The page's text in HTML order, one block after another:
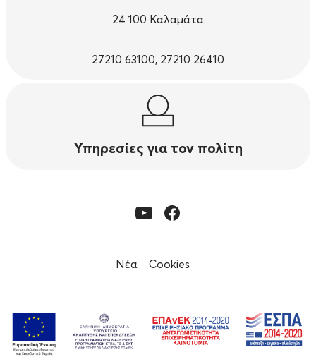
24 100 Καλαμάτα
27210 63100, 27210 26410
Υπηρεσίες για τον πολίτη
Νέα Cookies